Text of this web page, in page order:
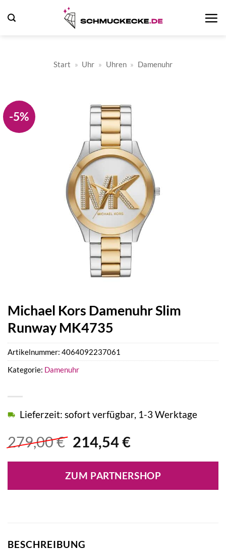
Inhalt
Start » Uhr » Uhren » Damenuhr
-5%
Michael Kors Damenuhr Slim
Runway MK4735
279,00€ Ursprünglicher
war:
279,00 €
214,54€Aktueller
ist:
214,54 €.
Lieferzeit: sofort verfügbar, 1-3 Werktage
ZUM PARTNERSHOP
Artikelnummer: 4064092237061
Kategorie: Damenuhr
BESCHREIBUNG